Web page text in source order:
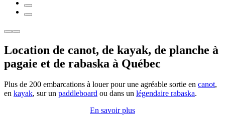
Location de canot, de kayak, de planche à
pagaie et de rabaska à Québec
Plus de 200 embarcations à louer pour une agréable sortie en canot,
en kayak, sur un paddleboard ou dans un légendaire rabaska.
En savoir plus